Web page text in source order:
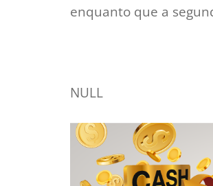
enquanto que a
NULL